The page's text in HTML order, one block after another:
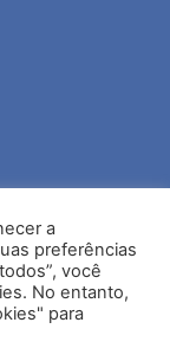
a
preferências
você
No entanto,
para